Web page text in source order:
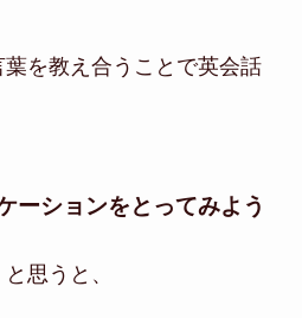
を教え合うことで英会話
ーションをとってみよう
思うと、